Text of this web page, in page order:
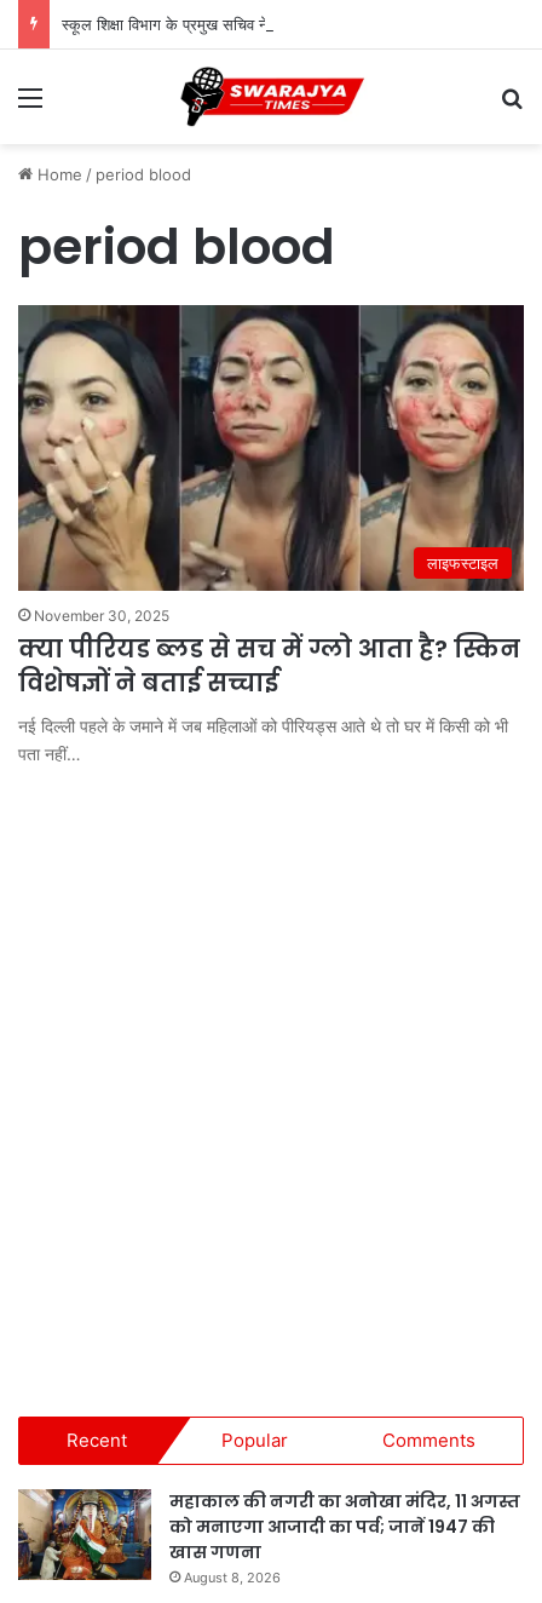
Menu
Home / period blood
period blood
लाइफस्टाइल
November 30, 2025
क्या पीरियड ब्लड से सच में ग्लो आता है? स्किन
विशेषज्ञों ने बताई सच्चाई
नई दिल्ली पहले के जमाने में जब महिलाओं को पीरियड्स आते थे तो घर में किसी को भी
पता नहीं…
Recent Popular Comments
महाकाल की नगरी का अनोखा मंदिर, 11 अगस्त
को मनाएगा आजादी का पर्व; जानें 1947 की
खास गणना
August 8, 2026